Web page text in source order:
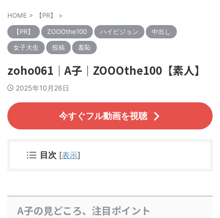
HOME > 【PR】 >
【PR】 ZOOOthe100 ハイビジョン
中出し
女子大生
投稿 羞恥
zoho061｜A子｜ZOOOthe100【素人】
2025年10月26日
今すぐフル動画を視聴
目次 [表示]
A子の見どころ、注目ポイント